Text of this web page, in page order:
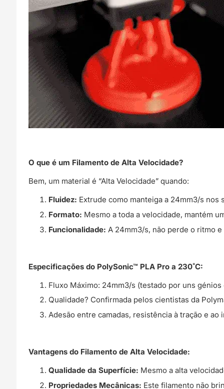
O que é um Filamento de Alta Velocidade?
Bem, um material é “Alta Velocidade” quando:
Fluidez: Extrude como manteiga a 24mm3/s nos
Formato: Mesmo a toda a velocidade, mantém
Funcionalidade: A 24mm3/s, não perde o ritmo
Especificações do PolySonic™ PLA Pro a 230˚C:
Fluxo Máximo: 24mm3/s (testado por uns
Qualidade? Confirmada pelos cientistas da
Adesão entre camadas, resistência à tração e
Vantagens do Filamento de Alta Velocidade:
Qualidade da Superfície: Mesmo a alta
Propriedades Mecânicas: Este filamento não